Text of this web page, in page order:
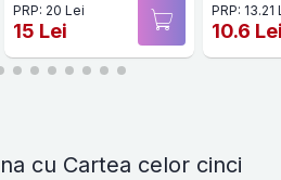
PRP: 20 Lei
15 Lei
PRP: 13.21
10.6
cu Cartea celor cinci